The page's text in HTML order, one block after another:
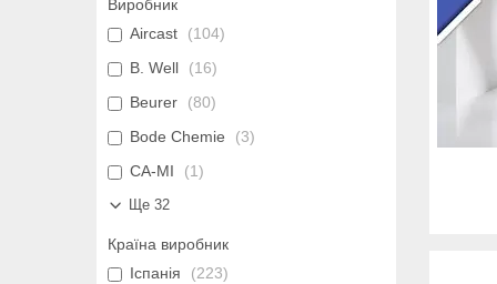
Виробник
Aircast
104
B. Well
16
Beurer
80
Bode Chemie
3
CA-MI
1
Ще 32
Країна виробник
Іспанія
223